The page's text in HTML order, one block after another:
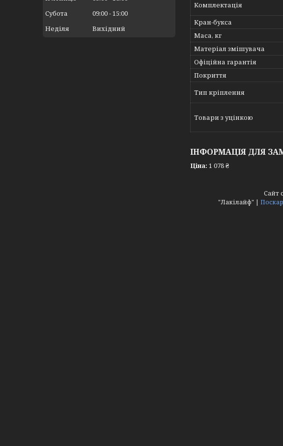
Комплектація
Кран-букса
Маса, кг
Матеріал змішувача
Офіційна гарантія
Покриття
Тип кріплення
Товари з уцінкою
ІНФОРМАЦІЯ ДЛЯ
Ціна: 1 078 ₴
Субота
09:00 15:00
Неділя
Вихідний
Сайт
"Лакілайф" |